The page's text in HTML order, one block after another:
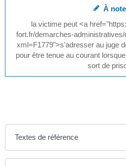
À
la victime peut <a
fort.fr/demarches-
xml=F1779">s'adresser au juge
pour être tenue au courant
sort de
Textes de référence